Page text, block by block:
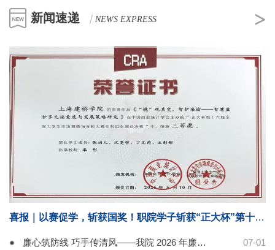
新闻速递
喜报｜以赛促学，斩获国奖！职院学子斩获“正大杯”第十六届全国大学生市场调查与分析大赛全国三等奖
廉心筑防线 巧手传清风——我院 2026 年廉洁建设月特色拼豆活动圆满举办
07-01